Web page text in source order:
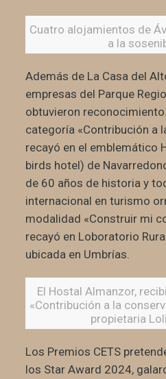
Cuatro alojamientos de
a la
Además de La Casa del
empresas del Parque
obtuvieron
categoría «Contribución a
recayó en el emblemático
birds hotel) de
de 60 años de historia y
internacional en turismo
modalidad «Construir mi
recayó en Loboratorio
ubicada en Umbrías.
El Hostal Almanzor,
«Contribución a la
propietaria
Los Premios CETS
los Star Award 2024,